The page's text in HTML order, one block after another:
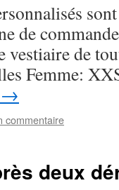
de
de
Femme:
→
commentaire
deux